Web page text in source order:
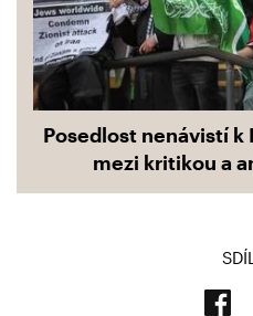
Posedlost nenávistí k
mezi kritikou a